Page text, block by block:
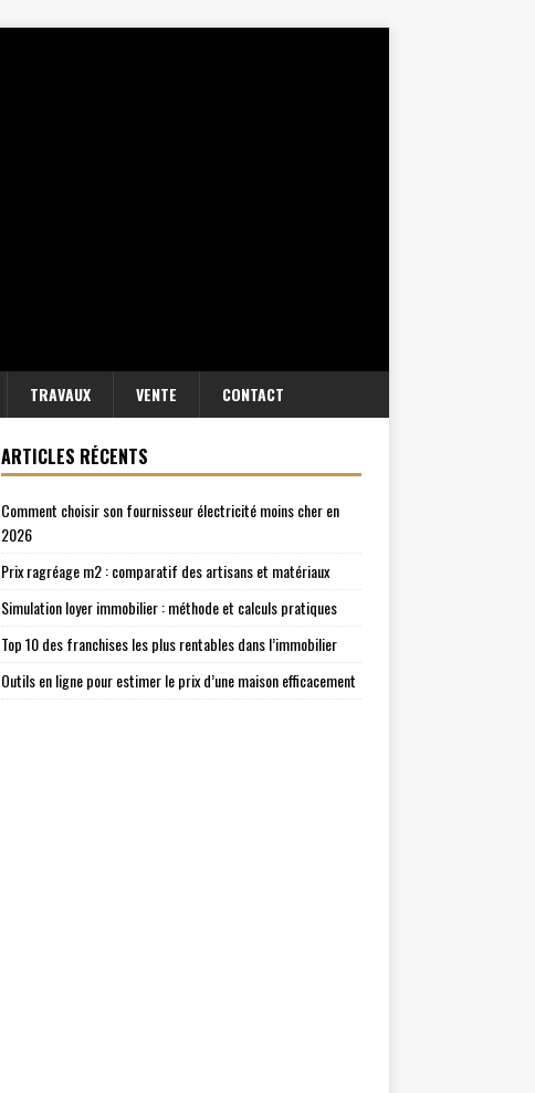
TRAVAUX VENTE CONTACT
ARTICLES RÉCENTS
Comment choisir son fournisseur électricité moins cher en
2026
Prix ragréage m2 : comparatif des artisans et matériaux
Simulation loyer immobilier : méthode et calculs pratiques
Top 10 des franchises les plus rentables dans l’immobilier
Outils en ligne pour estimer le prix d’une maison efficacement